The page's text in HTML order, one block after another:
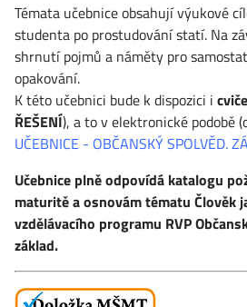
Témata učebnice obsahují výukové
studenta po prostudování statí. Na
shrnutí pojmů a náměty pro
opakování.
K této učebnici bude k dispozici i
ŘEŠENÍ), a to v elektronické podobě
UČEBNICE - OBČANSKÝ SPOLVĚD.
Učebnice plně odpovídá katalogu
maturitě a osnovám tématu Člověk
vzdělávacího programu RVP
základ.